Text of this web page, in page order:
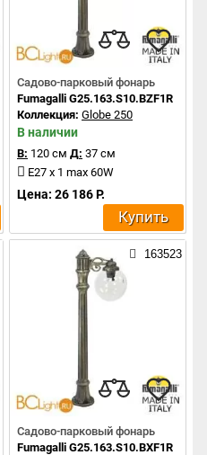
Садово-парковый фонарь
Fumagalli G25.163.S10.BZF1R
Коллекция: Globe 250
В наличии
В: 120 см Д: 37 см
E27 x 1 max 60W
Цена: 26 186 Р.
Купить
163523
Садово-парковый фонарь
Fumagalli G25.163.S10.BXF1R